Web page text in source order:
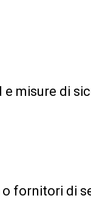
misure di
fornitori di